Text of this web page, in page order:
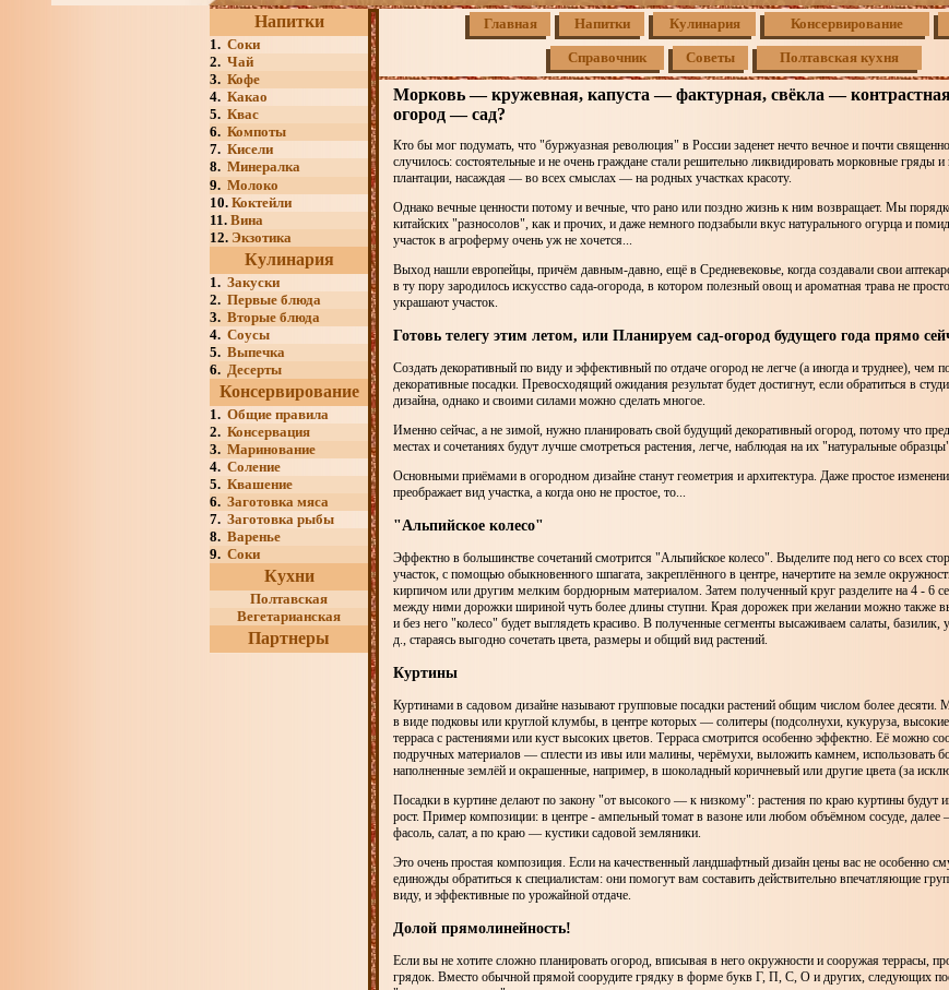
Напитки
1. Соки
2. Чай
3. Кофе
4. Какао
5. Квас
6. Компоты
7. Кисели
8. Минералка
9. Молоко
10. Коктейли
11. Вина
12. Экзотика
Кулинария
1. Закуски
2. Первые блюда
3. Вторые блюда
4. Соусы
5. Выпечка
6. Десерты
Консервирование
1. Общие правила
2. Консервация
3. Маринование
4. Соление
5. Квашение
6. Заготовка мяса
7. Заготовка рыбы
8. Варенье
9. Соки
Кухни
Полтавская
Вегетарианская
Партнеры
Главная Напитки Кулинария Консервирование
Справочник Советы Полтавская кухня
Морковь — кружевная, капуста — фактурная, свёкла —
огород — сад?
Кто бы мог подумать, что "буржуазная революция" в России заденет нечто вечное и почти
случилось: состоятельные и не очень граждане стали решительно ликвидировать морковные гряды
плантации, насаждая — во всех смыслах — на родных участках красоту.
Однако вечные ценности потому и вечные, что рано или поздно жизнь к ним возвращает. Мы
китайских "разносолов", как и прочих, и даже немного подзабыли вкус натурального огурца и
участок в агроферму очень уж не хочется...
Выход нашли европейцы, причём давным-давно, ещё в Средневековье, когда создавали свои
в ту пору зародилось искусство сада-огорода, в котором полезный овощ и ароматная трава не
украшают участок.
Готовь телегу этим летом, или Планируем сад-огород будущего года прямо
Создать декоративный по виду и эффективный по отдаче огород не легче (а иногда и труднее), чем
декоративные посадки. Превосходящий ожидания результат будет достигнут, если обратиться в
дизайна, однако и своими силами можно сделать многое.
Именно сейчас, а не зимой, нужно планировать свой будущий декоративный огород, потому что
местах и сочетаниях будут лучше смотреться растения, легче, наблюдая на их "натуральные
Основными приёмами в огородном дизайне станут геометрия и архитектура. Даже простое
преображает вид участка, а когда оно не простое, то...
"Альпийское колесо"
Эффектно в большинстве сочетаний смотрится "Альпийское колесо". Выделите под него со всех
участок, с помощью обыкновенного шпагата, закреплённого в центре, начертите на земле
кирпичом или другим мелким бордюрным материалом. Затем полученный круг разделите на 4 - 6
между ними дорожки шириной чуть более длины ступни. Края дорожек при желании можно также
и без него "колесо" будет выглядеть красиво. В полученные сегменты высаживаем салаты, базилик,
д., стараясь выгодно сочетать цвета, размеры и общий вид растений.
Куртины
Куртинами в садовом дизайне называют групповые посадки растений общим числом более десяти.
в виде подковы или круглой клумбы, в центре которых — солитеры (подсолнухи, кукуруза,
терраса с растениями или куст высоких цветов. Терраса смотрится особенно эффектно. Её можно
подручных материалов — сплести из ивы или малины, черёмухи, выложить камнем, использовать
наполненные землёй и окрашенные, например, в шоколадный коричневый или другие цвета (за
Посадки в куртине делают по закону "от высокого — к низкому": растения по краю куртины будут
рост. Пример композиции: в центре - ампельный томат в вазоне или любом объёмном сосуде, далее
фасоль, салат, а по краю — кустики садовой земляники.
Это очень простая композиция. Если на качественный ландшафтный дизайн цены вас не особенно
единожды обратиться к специалистам: они помогут вам составить действительно впечатляющие
виду, и эффективные по урожайной отдаче.
Долой прямолинейность!
Если вы не хотите сложно планировать огород, вписывая в него окружности и сооружая террасы,
грядок. Вместо обычной прямой соорудите грядку в форме букв Г, П, С, О и других, следующих